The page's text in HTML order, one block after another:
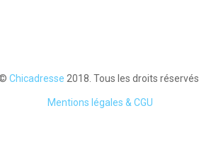
Chicadresse 2018. Tous les droits réservés.
Mentions légales & CGU